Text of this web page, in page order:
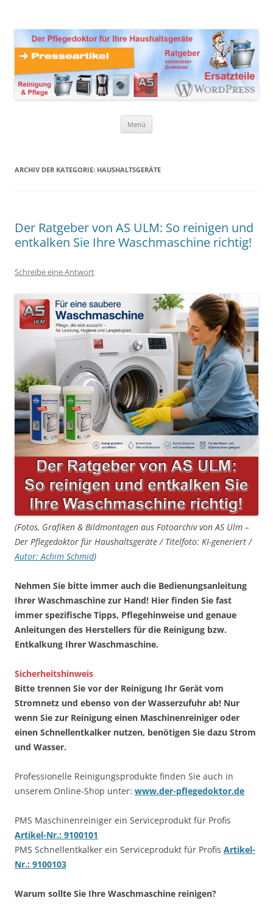
Haushaltsgeräte
Reinigungsprodukte und Pflegemittel
Menü
ARCHIV DER KATEGORIE: HAUSHALTSGERÄTE
Der Ratgeber von AS ULM: So reinigen und
entkalken Sie Ihre Waschmaschine richtig!
Schreibe eine Antwort
(Fotos, Grafiken & Bildmontagen aus Fotoarchiv von AS Ulm –
Der Pflegedoktor für Haushaltsgeräte / Titelfoto: KI-generiert /
Autor: Achim Schmid)
Nehmen Sie bitte immer auch die Bedienungsanleitung
Ihrer Waschmaschine zur Hand! Hier finden Sie fast
immer spezifische Tipps, Pflegehinweise und genaue
Anleitungen des Herstellers für die Reinigung bzw.
Entkalkung Ihrer Waschmaschine.
Sicherheitshinweis
Bitte trennen Sie vor der Reinigung Ihr Gerät vom
Stromnetz und ebenso von der Wasserzufuhr ab! Nur
wenn Sie zur Reinigung einen Maschinenreiniger oder
einen Schnellentkalker nutzen, benötigen Sie dazu Strom
und Wasser.
Professionelle Reinigungsprodukte finden Sie auch in
unserem Online-Shop unter: www.der-pflegedoktor.de
PMS Maschinenreiniger ein Serviceprodukt für Profis
Artikel-Nr.: 9100101
PMS Schnellentkalker ein Serviceprodukt für Profis Artikel-
Nr.: 9100103
Warum sollte Sie Ihre Waschmaschine reinigen?